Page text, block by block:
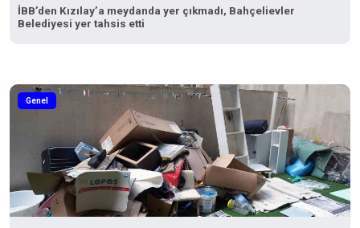
İBB’den Kızılay’a meydanda yer çıkmadı, Bahçelievler
Belediyesi yer tahsis etti
Genel